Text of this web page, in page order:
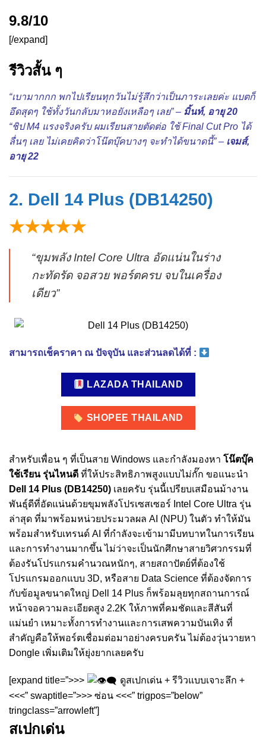
9.8/10
[/expand]
รีวิวสั้น ๆ
“เบามากกก พกไปเรียนทุกวันไม่รู้สึกว่าเป็นภาระเลยค่ะ แบตก็
อึดสุดๆ ใช้ทั้งวันกลับมาหอยังเหลือๆ เลย” – มิ้นท์, อายุ 20
“ชิป M4 แรงจริงครับ ผมเรียนสายตัดต่อ ใช้ Final Cut Pro ได้
ลื่นๆ เลย ไม่เคยคิดว่าโน๊ตบุ๊คบางๆ จะทำได้ขนาดนี้” – เจมส์,
อายุ 22
2. Dell 14 Plus (DB14250)
★★★★★
“ขุมพลัง Intel Core Ultra อัดแน่นในร่าง
กะทัดรัด จอสวย พอร์ตครบ จบในเครื่อง
เดียว”
สามารถเช็คราคา ณ ปัจจุบัน และส่วนลดได้ที่ :
LAZADA THAILAND
SHOPEE THAILAND
สำหรับเพื่อน ๆ ที่เป็นสาย Windows และกำลังมองหา โน๊ตบุ๊ค
ใช้เรียน รุ่นไหนดี ที่ให้ประสิทธิภาพสูงแบบไม่กั๊ก ขอแนะนำ
Dell 14 Plus (DB14250) เลยครับ รุ่นนี้เปรียบเสมือนม้างาน
พันธุ์ดีที่อัดแน่นด้วยขุมพลังโปรเซสเซอร์ Intel Core Ultra รุ่น
ล่าสุด ที่มาพร้อมหน่วยประมวลผล AI (NPU) ในตัว ทำให้มัน
พร้อมสำหรับเทรนด์ AI ที่กำลังจะเข้ามามีบทบาทในการเรียน
และการทำงานมากขึ้น ไม่ว่าจะเป็นนักศึกษาสายวิศวกรรมที่
ต้องรันโปรแกรมคำนวณหนักๆ, สายสถาปัตย์ที่ต้องใช้
โปรแกรมออกแบบ 3D, หรือสาย Data Science ที่ต้องจัดการ
กับข้อมูลขนาดใหญ่ Dell 14 Plus ก็พร้อมลุยทุกสถานการณ์
หน้าจอความละเอียดสูง 2.2K ให้ภาพที่คมชัดและสีสันที่
แม่นยำ เหมาะทั้งการทำงานและการเสพความบันเทิง ที่
สำคัญคือให้พอร์ตเชื่อมต่อมาอย่างครบครัน ไม่ต้องวุ่นวายหา
Dongle เพิ่มเติมให้ยุ่งยากเลยครับ
[expand title=”>>>
ดูสเปกเด่น + รีวิวแบบเจาะลึก +
<<<” swaptitle=”>>> ซ่อน <<<” trigpos=”below”
tringclass=”arrowleft”]
สเปกเด่น